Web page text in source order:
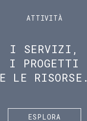
ATTIVITÀ
I SERVIZI,
I PROGETTI
E LE RISORSE.
ESPLORA